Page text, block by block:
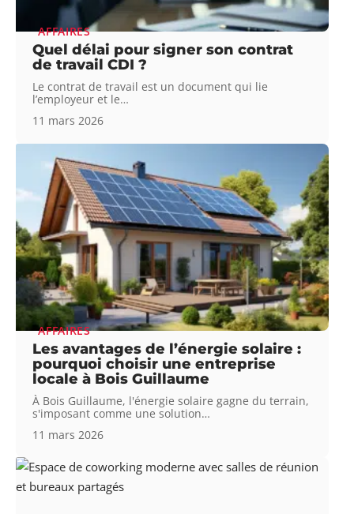
AFFAIRES
Quel délai pour signer son contrat
de travail CDI ?
Le contrat de travail est un document qui lie
l’employeur et le…
11 mars 2026
AFFAIRES
Les avantages de l’énergie solaire :
pourquoi choisir une entreprise
locale à Bois Guillaume
À Bois Guillaume, l'énergie solaire gagne du terrain,
s'imposant comme une solution…
11 mars 2026